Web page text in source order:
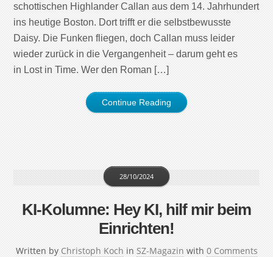
schottischen Highlander Callan aus dem 14. Jahrhundert
ins heutige Boston. Dort trifft er die selbstbewusste
Daisy. Die Funken fliegen, doch Callan muss leider
wieder zurück in die Vergangenheit – darum geht es
in Lost in Time. Wer den Roman […]
Continue Reading
KI-Kolumne: Hey KI, hilf mir beim
Einrichten!
Written by Christoph Koch
28/10/2024
in SZ-Magazin with 0 Comments